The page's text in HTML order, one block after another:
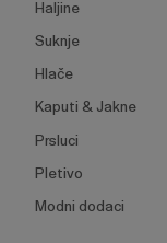
Haljine
Suknje
Hlače
Kaputi & Jakne
Prsluci
Pletivo
Modni dodaci